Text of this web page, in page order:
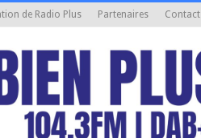
de Radio Plus Partenaires Contact